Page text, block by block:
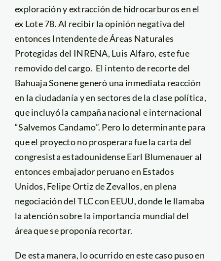
exploración y extracción de hidrocarburos en el
ex Lote 78. Al recibir la opinión negativa del
entonces Intendente de Áreas Naturales
Protegidas del INRENA, Luis Alfaro, este fue
removido del cargo. El intento de recorte del
Bahuaja Sonene generó una inmediata reacción
en la ciudadanía y en sectores de la clase política,
que incluyó la campaña nacional e internacional
“Salvemos Candamo”. Pero lo determinante para
que el proyecto no prosperara fue la carta del
congresista estadounidense Earl Blumenauer al
entonces embajador peruano en Estados
Unidos, Felipe Ortiz de Zevallos, en plena
negociación del TLC con EEUU, donde le llamaba
la atención sobre la importancia mundial del
área que se proponía recortar.
De esta manera, lo ocurrido en este caso puso en